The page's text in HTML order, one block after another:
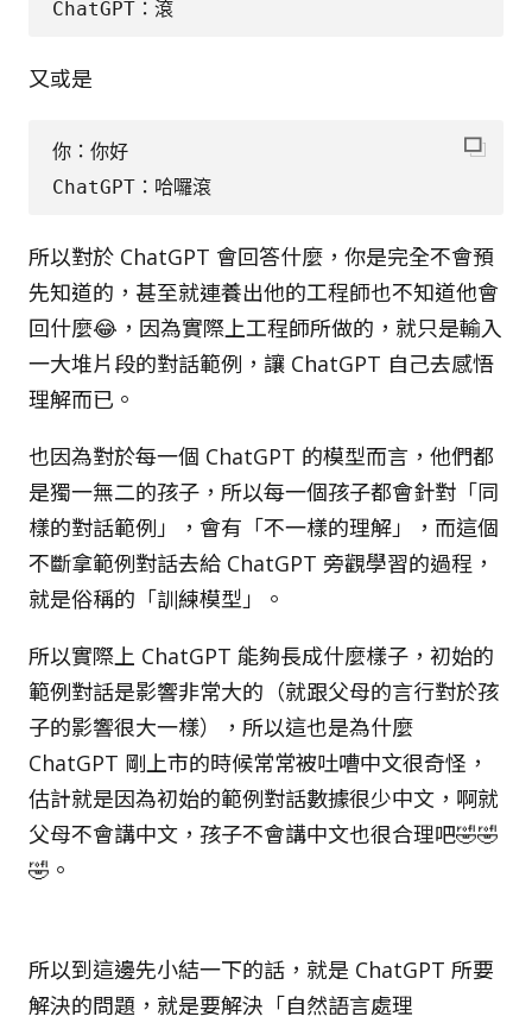
又或是
你：你好
所以對於 ChatGPT 會回答什麼，你是完全不會預
先知道的，甚至就連養出他的工程師也不知道他會
回什麼😂，因為實際上工程師所做的，就只是輸入
一大堆片段的對話範例，讓 ChatGPT 自己去感悟
理解而已。
也因為對於每一個 ChatGPT 的模型而言，他們都
是獨一無二的孩子，所以每一個孩子都會針對「同
樣的對話範例」，會有「不一樣的理解」，而這個
不斷拿範例對話去給 ChatGPT 旁觀學習的過程，
就是俗稱的「訓練模型」。
所以實際上 ChatGPT 能夠長成什麼樣子，初始的
範例對話是影響非常大的（就跟父母的言行對於孩
子的影響很大一樣），所以這也是為什麼
ChatGPT 剛上市的時候常常被吐嘈中文很奇怪，
估計就是因為初始的範例對話數據很少中文，啊就
父母不會講中文，孩子不會講中文也很合理吧🤣🤣
🤣。 󠀠
所以到這邊先小結一下的話，就是 ChatGPT 所要
解決的問題，就是要解決「自然語言處理